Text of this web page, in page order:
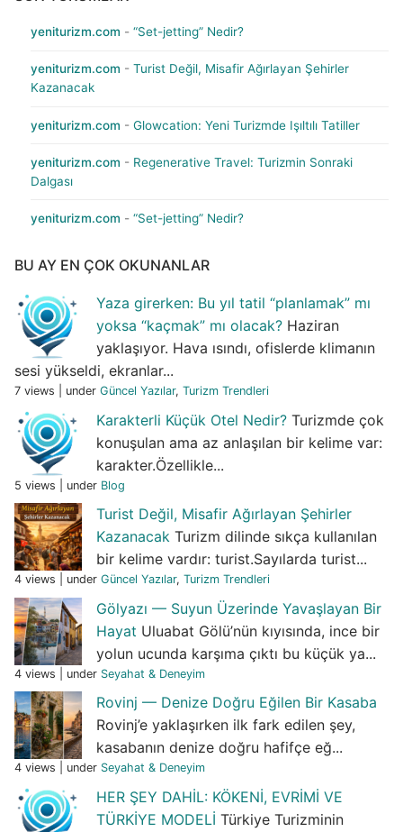
yeniturizm.com - “Set-jetting” Nedir?
yeniturizm.com - Turist Değil, Misafir Ağırlayan Şehirler
Kazanacak
yeniturizm.com - Glowcation: Yeni Turizmde Işıltılı Tatiller
yeniturizm.com - Regenerative Travel: Turizmin Sonraki
Dalgası
yeniturizm.com - “Set-jetting” Nedir?
BU AY EN ÇOK OKUNANLAR
Yaza girerken: Bu yıl tatil “planlamak” mı
yoksa “kaçmak” mı olacak? Haziran
yaklaşıyor. Hava ısındı, ofislerde klimanın
sesi yükseldi, ekranlar...
7 views under Güncel Yazılar, Turizm Trendleri
Karakterli Küçük Otel Nedir? Turizmde çok
konuşulan ama az anlaşılan bir kelime var:
karakter.Özellikle...
5 views under Blog
Turist Değil, Misafir Ağırlayan Şehirler
Kazanacak Turizm dilinde sıkça kullanılan
bir kelime vardır: turist.Sayılarda turist...
4 views under Güncel Yazılar, Turizm Trendleri
Gölyazı — Suyun Üzerinde Yavaşlayan Bir
Hayat Uluabat Gölü’nün kıyısında, ince bir
yolun ucunda karşıma çıktı bu küçük ya...
4 views under Seyahat & Deneyim
Rovinj — Denize Doğru Eğilen Bir Kasaba
Rovinj’e yaklaşırken ilk fark edilen şey,
kasabanın denize doğru hafifçe eğ...
4 views under Seyahat & Deneyim
HER ŞEY DAHİL: KÖKENİ, EVRİMİ VE
TÜRKİYE MODELİ Türkiye Turizminin